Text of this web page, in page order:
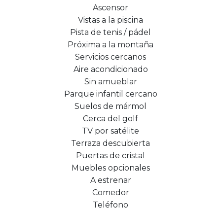
Ascensor
Vistas a la piscina
Pista de tenis / pádel
Próxima a la montaña
Servicios cercanos
Aire acondicionado
Sin amueblar
Parque infantil cercano
Suelos de mármol
Cerca del golf
TV por satélite
Terraza descubierta
Puertas de cristal
Muebles opcionales
A estrenar
Comedor
Teléfono